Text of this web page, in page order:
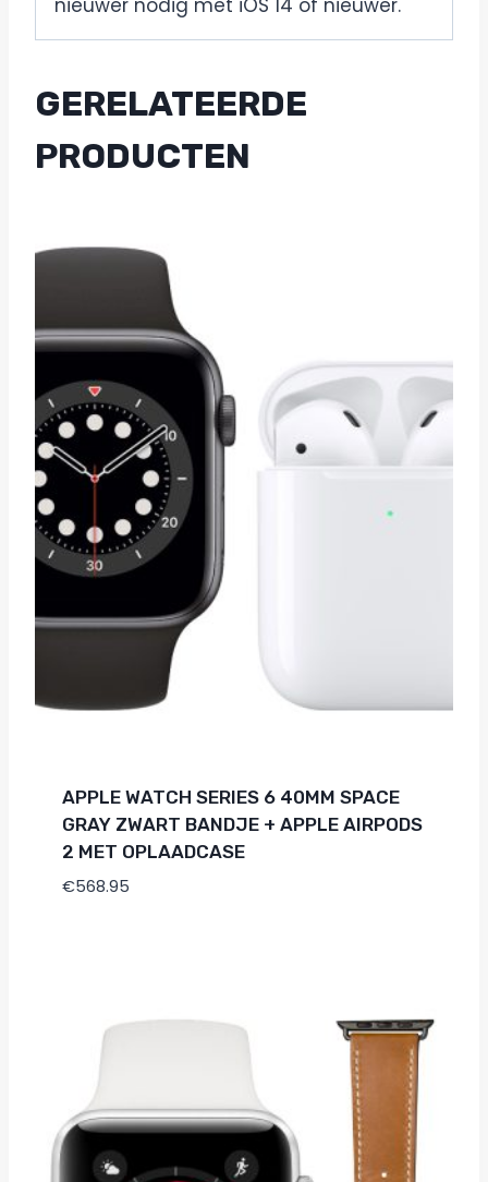
nieuwer nodig met iOS 14 of nieuwer.
GERELATEERDE
PRODUCTEN
APPLE WATCH SERIES 6 40MM SPACE
GRAY ZWART BANDJE + APPLE AIRPODS
2 MET OPLAADCASE
€568.95